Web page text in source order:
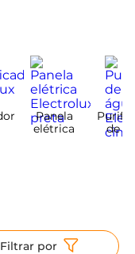
Panela
elétrica
de